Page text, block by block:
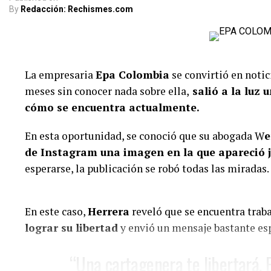
compaginamos, se acabó lo
luchar por ser buenos papás”,
papá y mantener una buena relación con su
“Ese es el único compromiso
ser buen papá (…) Muchas
contexto, estamos llevando
respetuosa (…) Estamos
@rutelgamy #seguidores #viraltiktok #soyjuandacaribe
By Redacción: Rechismes.com
La empresariaEpa Colombia se convirtió en
meses sin conocer nada sobre ella, salió a la luz
cómo se encuentra actualmente.
En esta oportunidad, se conoció que su abogada W
de Instagram una imagen en la que
esperarse, la publicación se robó todas las miradas.
En este caso,Herrera reveló que se encuentra
lograr su libertady envió un mensaje bastante